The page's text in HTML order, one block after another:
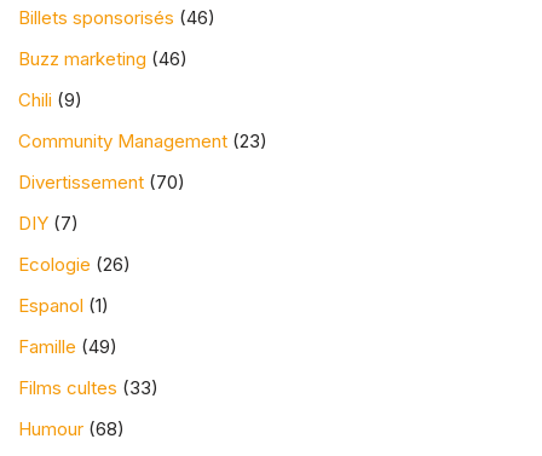
Billets sponsorisés (46)
Buzz marketing (46)
Chili (9)
Community Management (23)
Divertissement (70)
DIY (7)
Ecologie (26)
Espanol (1)
Famille (49)
Films cultes (33)
Humour (68)